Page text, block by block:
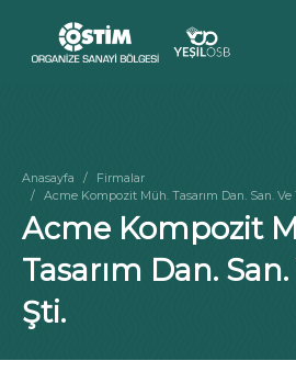
Anasayfa
Firmalar
Acme Kompozit Müh. Tasarım Dan. San. Ve
Acme Kompozit
Tasarım Dan.
Şti.